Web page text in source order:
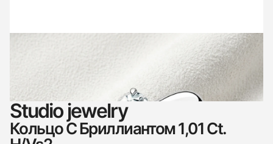
Studio jewelry
Кольцо С Бриллиантом 1,01 Ct.